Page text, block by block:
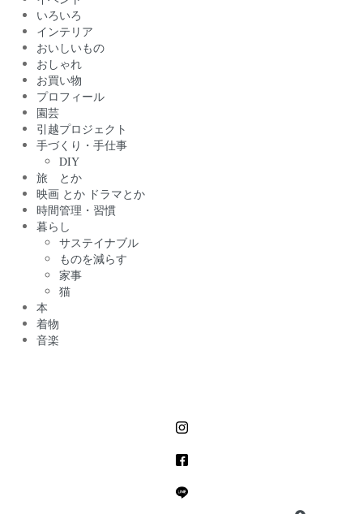
いろいろ
インテリア
おいしいもの
おしゃれ
お買い物
プロフィール
園芸
引越プロジェクト
手づくり・手仕事
DIY
旅 とか
映画 とか ドラマとか
時間管理・習慣
暮らし
サステイナブル
ものを減らす
家事
猫
本
着物
音楽